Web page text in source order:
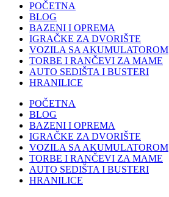
POČETNA
BLOG
BAZENI I OPREMA
IGRAČKE ZA DVORIŠTE
VOZILA SA AKUMULATOROM
TORBE I RANČEVI ZA MAME
AUTO SEDIŠTA I BUSTERI
HRANILICE
POČETNA
BLOG
BAZENI I OPREMA
IGRAČKE ZA DVORIŠTE
VOZILA SA AKUMULATOROM
TORBE I RANČEVI ZA MAME
AUTO SEDIŠTA I BUSTERI
HRANILICE